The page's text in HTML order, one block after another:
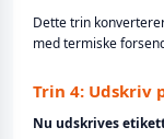
Dette trin
med termiske
Trin 4:
Nu udskrives